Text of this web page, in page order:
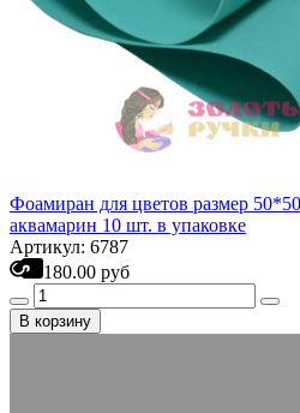
Фоамиран для цветов размер
аквамарин 10 шт. в упаковке
Артикул: 6787
180.00 руб
В корзину